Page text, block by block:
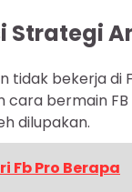
Strategi
tidak bekerja
bermain
dilupakan.
Fb Pro Berapa